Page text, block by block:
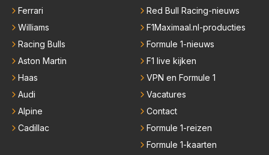
Ferrari
Williams
Racing Bulls
Aston Martin
Haas
Audi
Alpine
Cadillac
Red Bull Racing-nieuws
F1Maximaal.nl-producties
Formule 1-nieuws
F1 live kijken
VPN en Formule 1
Vacatures
Contact
Formule 1-reizen
Formule 1-kaarten